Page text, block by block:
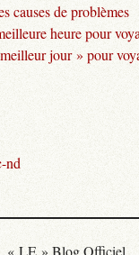
causes de problèmes
heure pour
jour » pour
nd
« LE » Blog Officiel